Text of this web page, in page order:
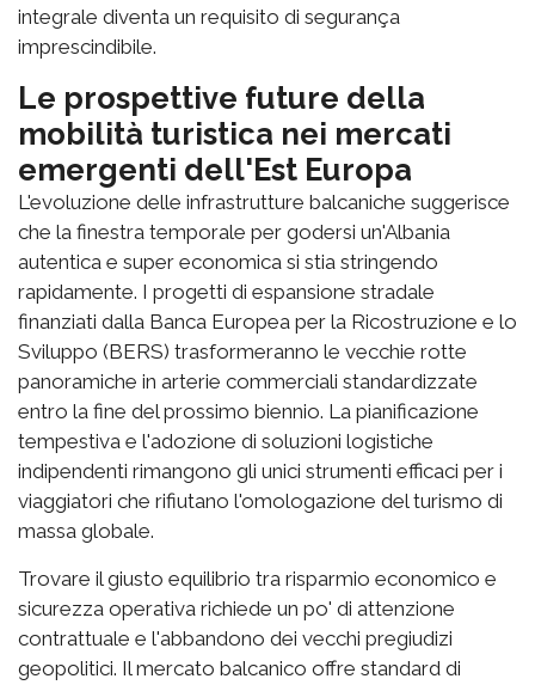
integrale diventa un requisito di segurança
imprescindibile.
Le prospettive future della
mobilità turistica nei mercati
emergenti dell'Est Europa
L'evoluzione delle infrastrutture balcaniche suggerisce
che la finestra temporale per godersi un'Albania
autentica e super economica si stia stringendo
rapidamente. I progetti di espansione stradale
finanziati dalla Banca Europea per la Ricostruzione e lo
Sviluppo (BERS) trasformeranno le vecchie rotte
panoramiche in arterie commerciali standardizzate
entro la fine del prossimo biennio. La pianificazione
tempestiva e l'adozione di soluzioni logistiche
indipendenti rimangono gli unici strumenti efficaci per i
viaggiatori che rifiutano l'omologazione del turismo di
massa globale.
Trovare il giusto equilibrio tra risparmio economico e
sicurezza operativa richiede un po' di attenzione
contrattuale e l'abbandono dei vecchi pregiudizi
geopolitici. Il mercato balcanico offre standard di